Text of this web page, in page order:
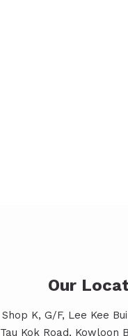
Our
Shop K, G/F, Lee Kee
Tau Kok Road, Kowloon